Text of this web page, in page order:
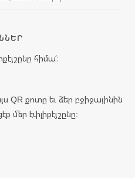
հիմա՛։
QR քոտը եւ ձեր բջիջայինին
մեր էփլիքէյշընը: